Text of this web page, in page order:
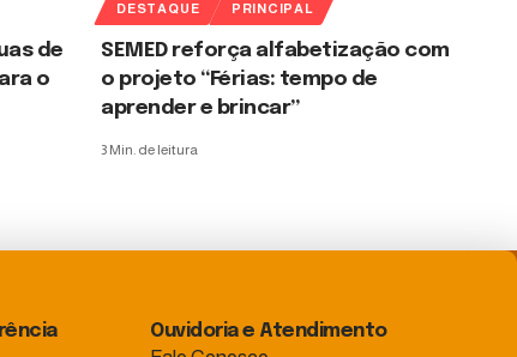
de
o
DESTAQUE PRINCIPAL
SEMED reforça alfabetização com
o projeto “Férias: tempo de
aprender e brincar”
3 Min. de leitura
Ouvidoria e Atendimento